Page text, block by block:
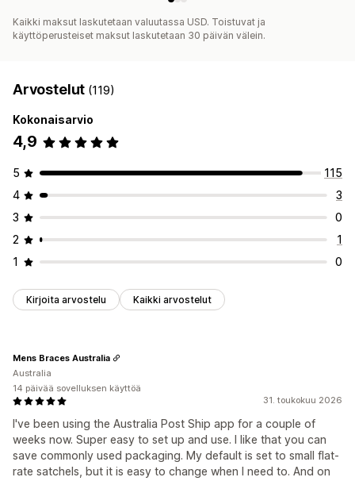
Kaikki maksut laskutetaan valuutassa USD. Toistuvat ja
käyttöperusteiset maksut laskutetaan 30 päivän välein.
Arvostelut (119)
Kokonaisarvio
4,9
5
115
4
3
3
0
2
1
1
0
Kirjoita arvostelu Kaikki arvostelut
31. toukokuu 2026
I've been using the Australia Post Ship app for a couple of
weeks now. Super easy to set up and use. I like that you can
save commonly used packaging. My default is set to small flat-
rate satchels, but it is easy to change when I need to. And on
Mens Braces Australia
Australia
14 päivää sovelluksen käyttöä